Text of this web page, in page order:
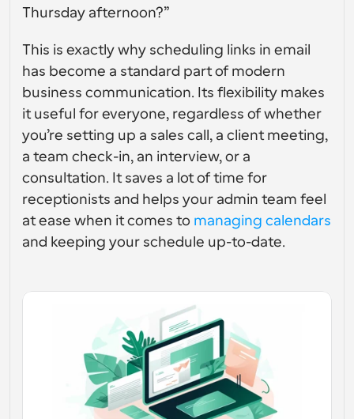
HR
Onderwijs
Gezondheidszorg
Telehealth
Marketing
Supercharged planning met AI-gestuurde
oproepen
toe te voegen
OAuth-client aanmaken
Integreer Cal.com met behulp van OAuth
Plan evenementen met meerdere deelnemers
Helpdocumenten
Moet je meer leren over ons systeem? Bekijk de
hulpartikelen
Insluiten
Embed Cal.com in uw website
Buiten kantoor
Plan gemakkelijk tijd vrij
Automatiseer planning en herinneringen
Blijf op de hoogte van het laatste nieuws en updates
Thursday afternoon?”
This is exactly why scheduling links in email
has become a standard part of modern
business communication. Its flexibility makes
it useful for everyone, regardless of whether
you’re setting up a sales call, a client meeting,
a team check-in, an interview, or a
consultation. It saves a lot of time for
receptionists and helps your admin team feel
at ease when it comes to managing calendars
and keeping your schedule up-to-date.